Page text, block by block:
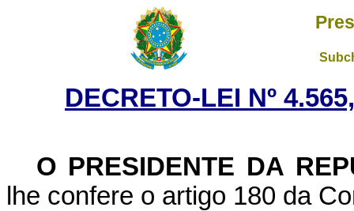
DECRETO-LEI Nº
O PRESIDENTE DA
lhe confere o artigo 180 da